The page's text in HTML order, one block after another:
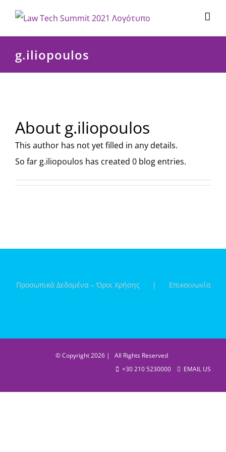
Μετάβαση
περιεχόμενο
g.iliopoulos
About g.iliopoulos
This author has not yet filled in any details.
So far g.iliopoulos has created 0 blog entries.
Προσωπικά Δεδομένα – Όροι Χρήσης Επικοινωνία
© Copyright2026 | All Rights Reserved
+30 210 5230000
EMAIL US